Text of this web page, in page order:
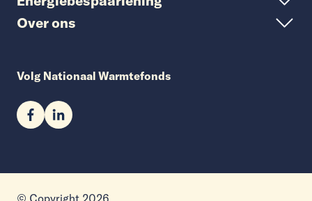
Over ons
Volg Nationaal Warmtefonds